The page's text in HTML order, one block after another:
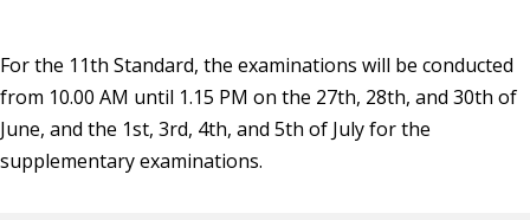
For the 11th Standard, the examinations will be conducted
from 10.00 AM until 1.15 PM on the 27th, 28th, and 30th of
June, and the 1st, 3rd, 4th, and 5th of July for the
supplementary examinations.